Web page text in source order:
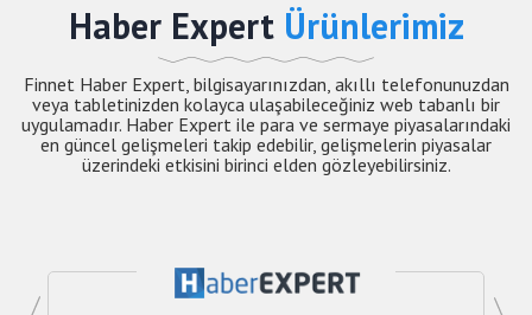
Haber ExpertÜrünlerimiz
Finnet Haber Expert, bilgisayarınızdan, akıllı telefonunuzdan
veya tabletinizden kolayca ulaşabileceğiniz web tabanlı bir
uygulamadır. Haber Expert ile para ve sermaye piyasalarındaki
en güncel gelişmeleri takip edebilir, gelişmelerin piyasalar
üzerindeki etkisini birinci elden gözleyebilirsiniz.